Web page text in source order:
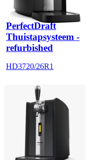
PerfectDraft
Thuistapsysteem -
refurbished
HD3720/26R1